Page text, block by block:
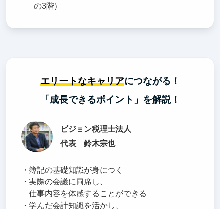
の3階）
エリートなキャリアにつながる！
「成長できるポイント」を解説！
ビジョン税理士法人
代表 鈴木宗也
・簿記の基礎知識が身につく
・実際の会議に同席し、
仕事内容を体感することができる
・学んだ会計知識を活かし、